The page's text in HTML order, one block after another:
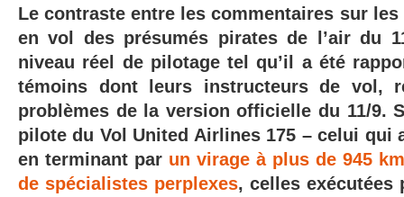
Le contraste entre les commentaires sur
en vol des présumés pirates de l’air du
niveau réel de pilotage tel qu’il a été
témoins dont leurs instructeurs de vol,
problèmes de la version officielle du 11/9.
pilote du Vol United Airlines 175 – celui qui
en terminant par un virage à plus de 945
de spécialistes perplexes, celles exécutées